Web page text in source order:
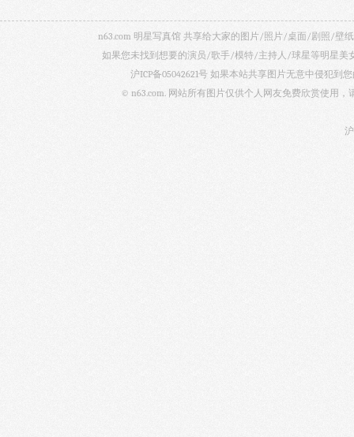
n63.com 明星写真馆 共享给大家的图片/照片/桌面/剧照/壁
如果您未找到想要的演员/歌手/模特/主持人/球星等明星美
沪ICP备05042621号 如果本站共享图片无意中侵犯到
© n63.com. 网站所有图片仅供个人网友免费欣赏使用